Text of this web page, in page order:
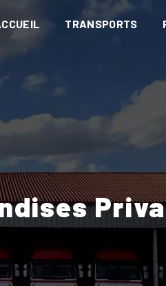
TRANSPORTS